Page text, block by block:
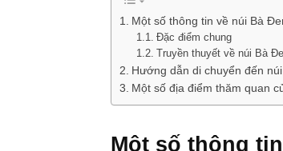
Một số thông tin về núi Bà
Đặc điểm chung
Truyền thuyết về núi Bà
Hướng dẫn di chuyển đến
Một số địa điểm thăm quan
Một số thông